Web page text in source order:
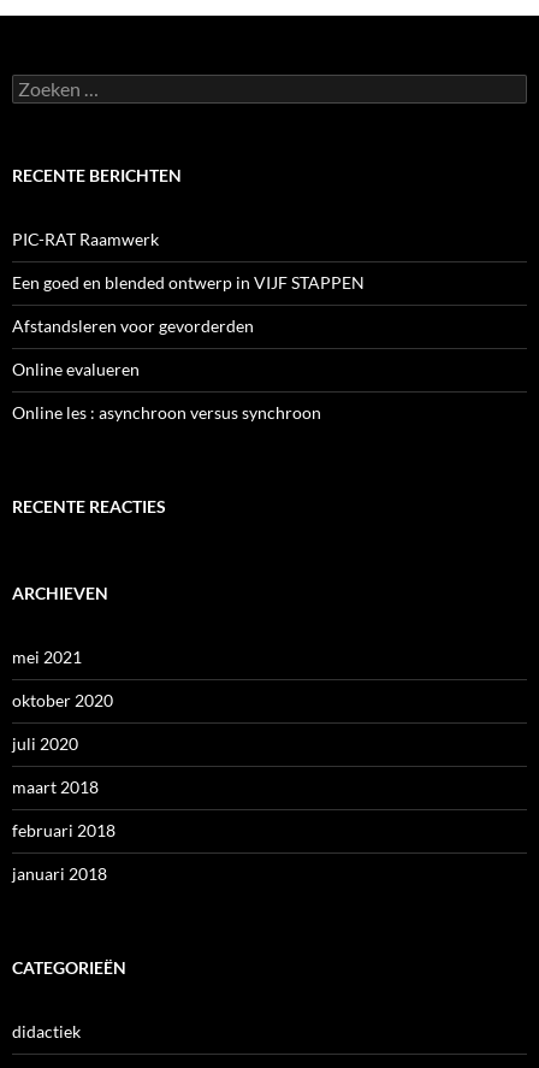
Zoeken
naar:
RECENTE BERICHTEN
PIC-RAT Raamwerk
Een goed en blended ontwerp in VIJF STAPPEN
Afstandsleren voor gevorderden
Online evalueren
Online les : asynchroon versus synchroon
RECENTE REACTIES
ARCHIEVEN
mei 2021
oktober 2020
juli 2020
maart 2018
februari 2018
januari 2018
CATEGORIEËN
didactiek